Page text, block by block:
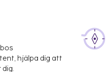
hjälpa dig att